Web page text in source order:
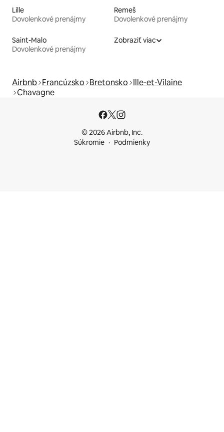
Lille
Dovolenkové prenájmy
Remeš
Dovolenkové prenájmy
Saint-Malo
Dovolenkové prenájmy
Zobraziť viac
Airbnb Francúzsko Bretonsko Ille-et-Vilaine
Chavagne
© 2026 Airbnb, Inc.
Súkromie
Podmienky